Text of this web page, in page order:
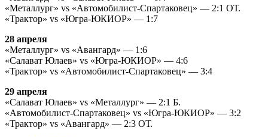
«Металлург» vs «Автомобилист-Спартаковец» — 2:1 ОТ.
«Трактор» vs «Югра-ЮКИОР» — 1:7
28 апреля
«Металлург» vs «Авангард» — 1:6
«Салават Юлаев» vs «Югра-ЮКИОР» — 4:6
«Трактор» vs «Автомобилист-Спартаковец» — 3:4
29 апреля
«Салават Юлаев» vs «Металлург» — 2:1 Б.
«Автомобилист-Спартаковец» vs «Югра-ЮКИОР» — 3:2
«Трактор» vs «Авангард» — 2:3 ОТ.